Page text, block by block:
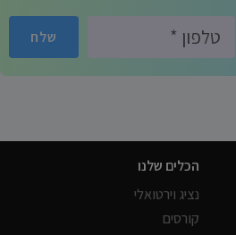
שלח
הכלים שלנו
נציג וירטואלי
קורסים